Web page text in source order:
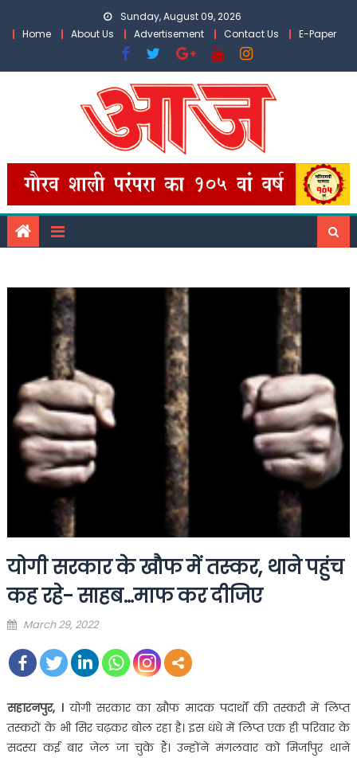
Sunday, August 09, 2026
Home
About Us Advertisement Contact Us E-Paper
योगी सरकार के खौफ में तस्‍कर, थाने पहुंच
कह रहे- साहब…माफ कर दीजिए
Posted
March 29, 2022
सहारनपुर, । योगी सरकार का खौफ मादक पदार्थों की तस्करी में लिप्त
तस्करों के भी सिर चढ़कर बोल रहा है। इस धंधे में लिप्त एक ही परिवार के
सदस्य कई बार जेल जा चुके हैं। उन्होंने मंगलवार को मिर्जापुर थाने